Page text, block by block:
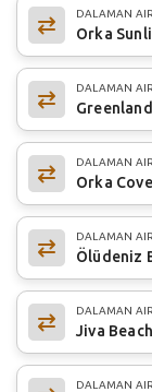
DALAMAN
Orka
DALAMAN
DALAMAN
Orka
DALAMAN
Ölüdeniz
DALAMAN
Jiva
DALAMAN